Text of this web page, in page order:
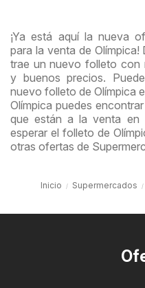
¡Ya está aquí la nueva
para la venta de
trae un nuevo folleto con
y buenos precios.
nuevo folleto de Olímpica
Olímpica puedes
que están a la venta en
esperar el folleto de
otras ofertas de
Inicio Supermercados